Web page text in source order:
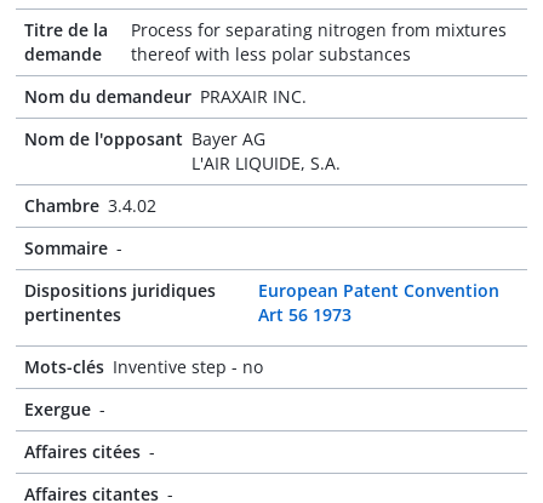
Titre de la
demande
Process for separating nitrogen from mixtures
thereof with less polar substances
Nom du demandeur PRAXAIR INC.
Nom de l'opposant Bayer AG
L'AIR LIQUIDE, S.A.
Chambre 3.4.02
Sommaire -
Dispositions juridiques
pertinentes
European Patent Convention
Art 56 1973
Mots-clés Inventive step - no
Exergue -
Affaires citées -
Affaires citantes -